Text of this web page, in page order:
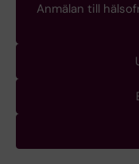
Anmälan till